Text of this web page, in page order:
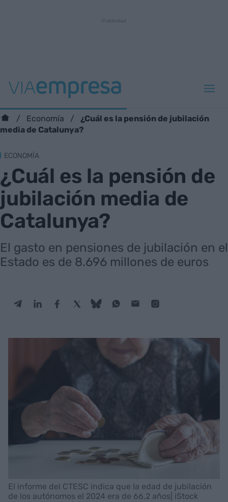
Economía
¿Cuál es la pensión de jubilación
media de Catalunya?
ECONOMÍA
¿Cuál es la pensión de
jubilación media de
Catalunya?
El gasto en pensiones de jubilación en el
Estado es de 8.696 millones de euros
El informe del CTESC indica que la edad de jubilación
de los autónomos el 2024 era de 66,2 años| iStock